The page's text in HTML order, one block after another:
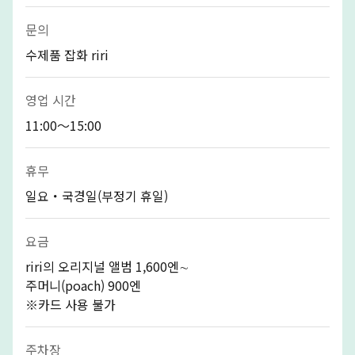
문의
수제품 잡화 riri
영업 시간
11:00～15:00
휴무
일요・국경일(부정기 휴일)
요금
riri의 오리지널 앨범 1,600엔∼
주머니(poach) 900엔
※카드 사용 불가
주차장